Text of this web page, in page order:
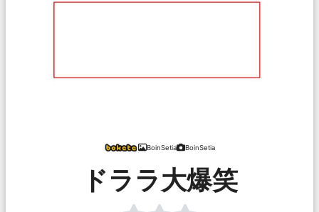
BoinSetia BoinSetia
ドララ大爆笑